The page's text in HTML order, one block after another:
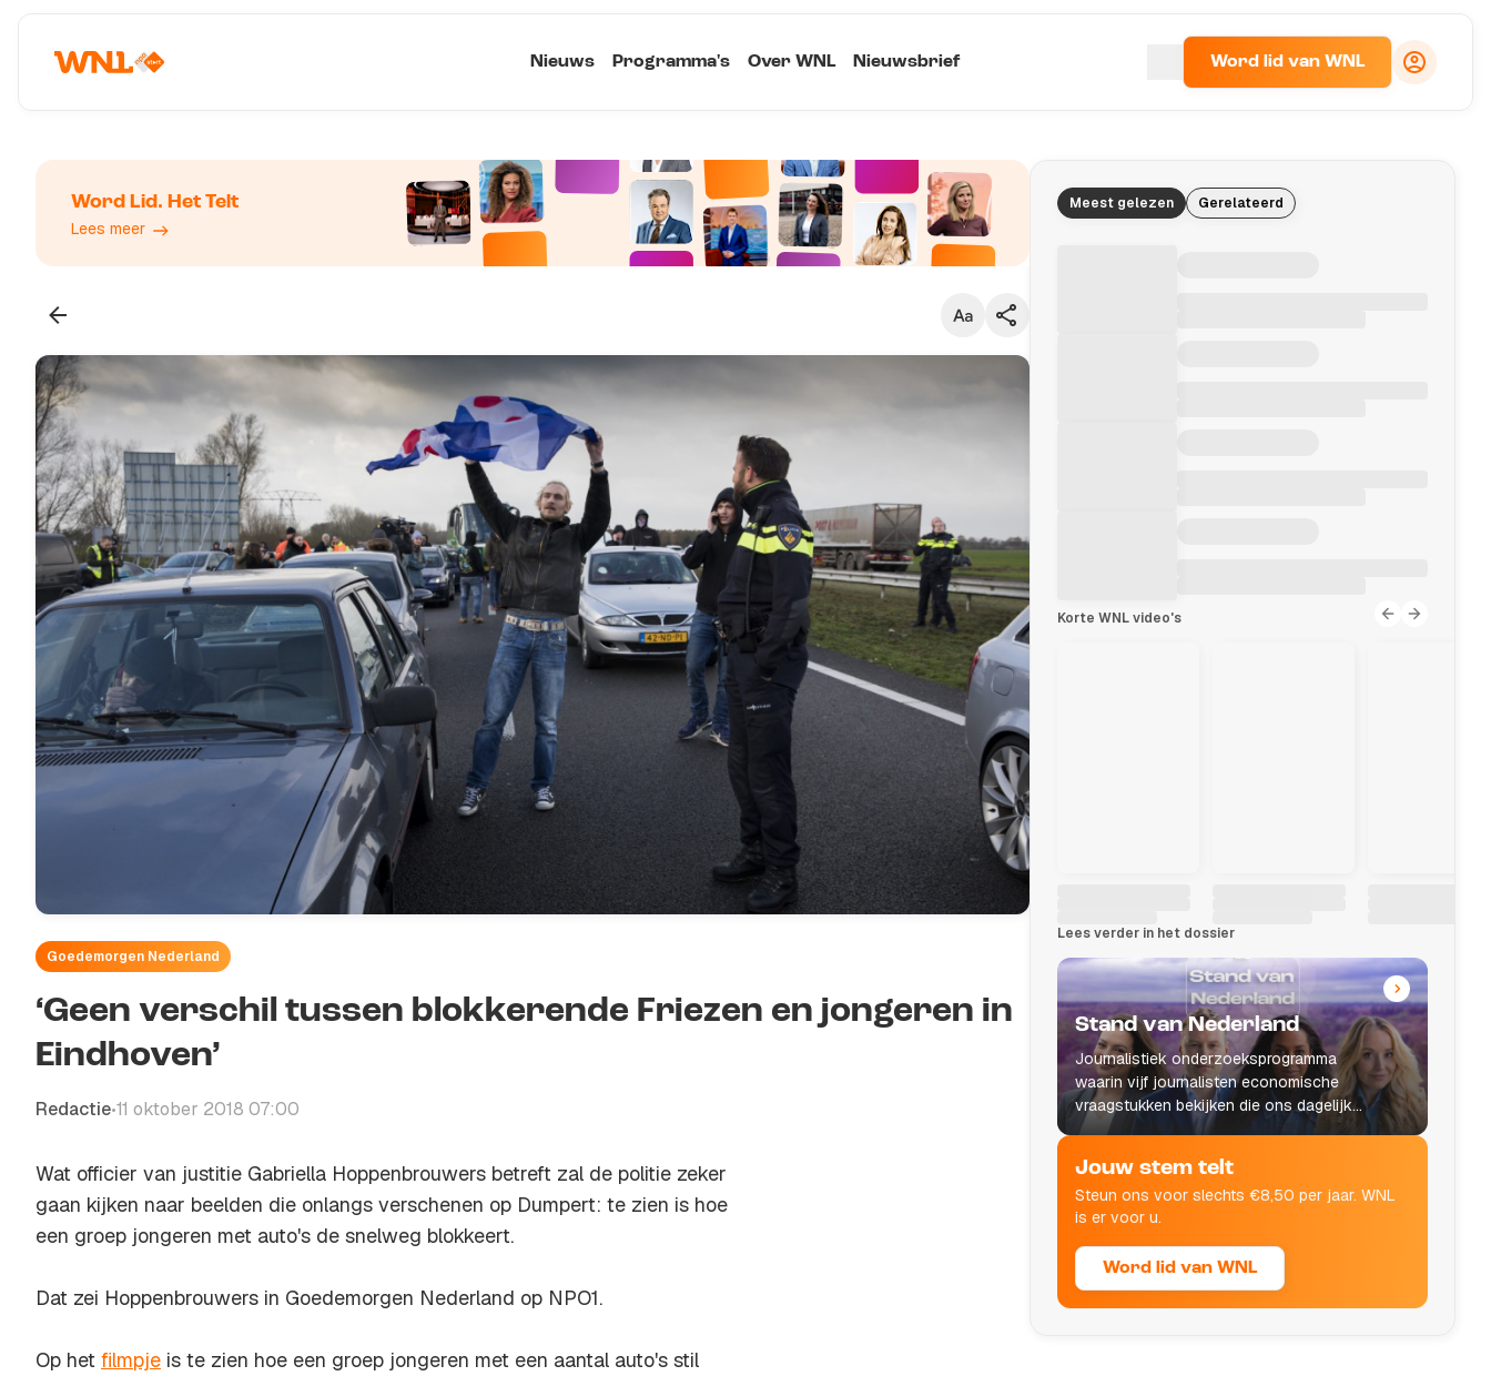
Nieuws Programma's Over WNL Nieuwsbrief Word lid van WNL
Word Lid. Het Telt
Lees meer
Goedemorgen Nederland
‘Geen verschil tussen blokkerende Friezen en jongeren in
Eindhoven’
Redactie•11 oktober 2018 07:00
Wat officier van justitie Gabriella Hoppenbrouwers betreft zal de politie zeker
gaan kijken naar beelden die onlangs verschenen op Dumpert: te zien is hoe
een groep jongeren met auto's de snelweg blokkeert.
Dat zei Hoppenbrouwers in Goedemorgen Nederland op NPO1.
Op het filmpje is te zien hoe een groep jongeren met een aantal auto's stil
Meest gelezen Gerelateerd
Korte WNL video's
Lees verder in het dossier
Stand van Nederland
Journalistiek onderzoeksprogramma
waarin vijf journalisten economische
vraagstukken bekijken die ons dagelijks
leven raken.
Jouw stem telt
Steun ons voor slechts €8,50 per jaar. WNL
is er voor u.
Word lid van WNL